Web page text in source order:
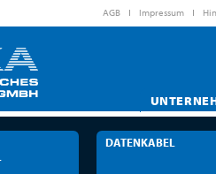
AGB Impressum
DATENKABEL